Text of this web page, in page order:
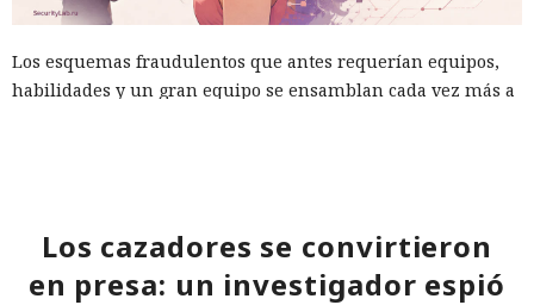
Los esquemas fraudulentos que antes requerían equipos,
habilidades y un gran equipo se ensamblan cada vez más a
corriente. La barrera de entrada se ha reducido a unos
pocos miles de dólares.
Los cazadores se convirtieron
en presa: un investigador espió